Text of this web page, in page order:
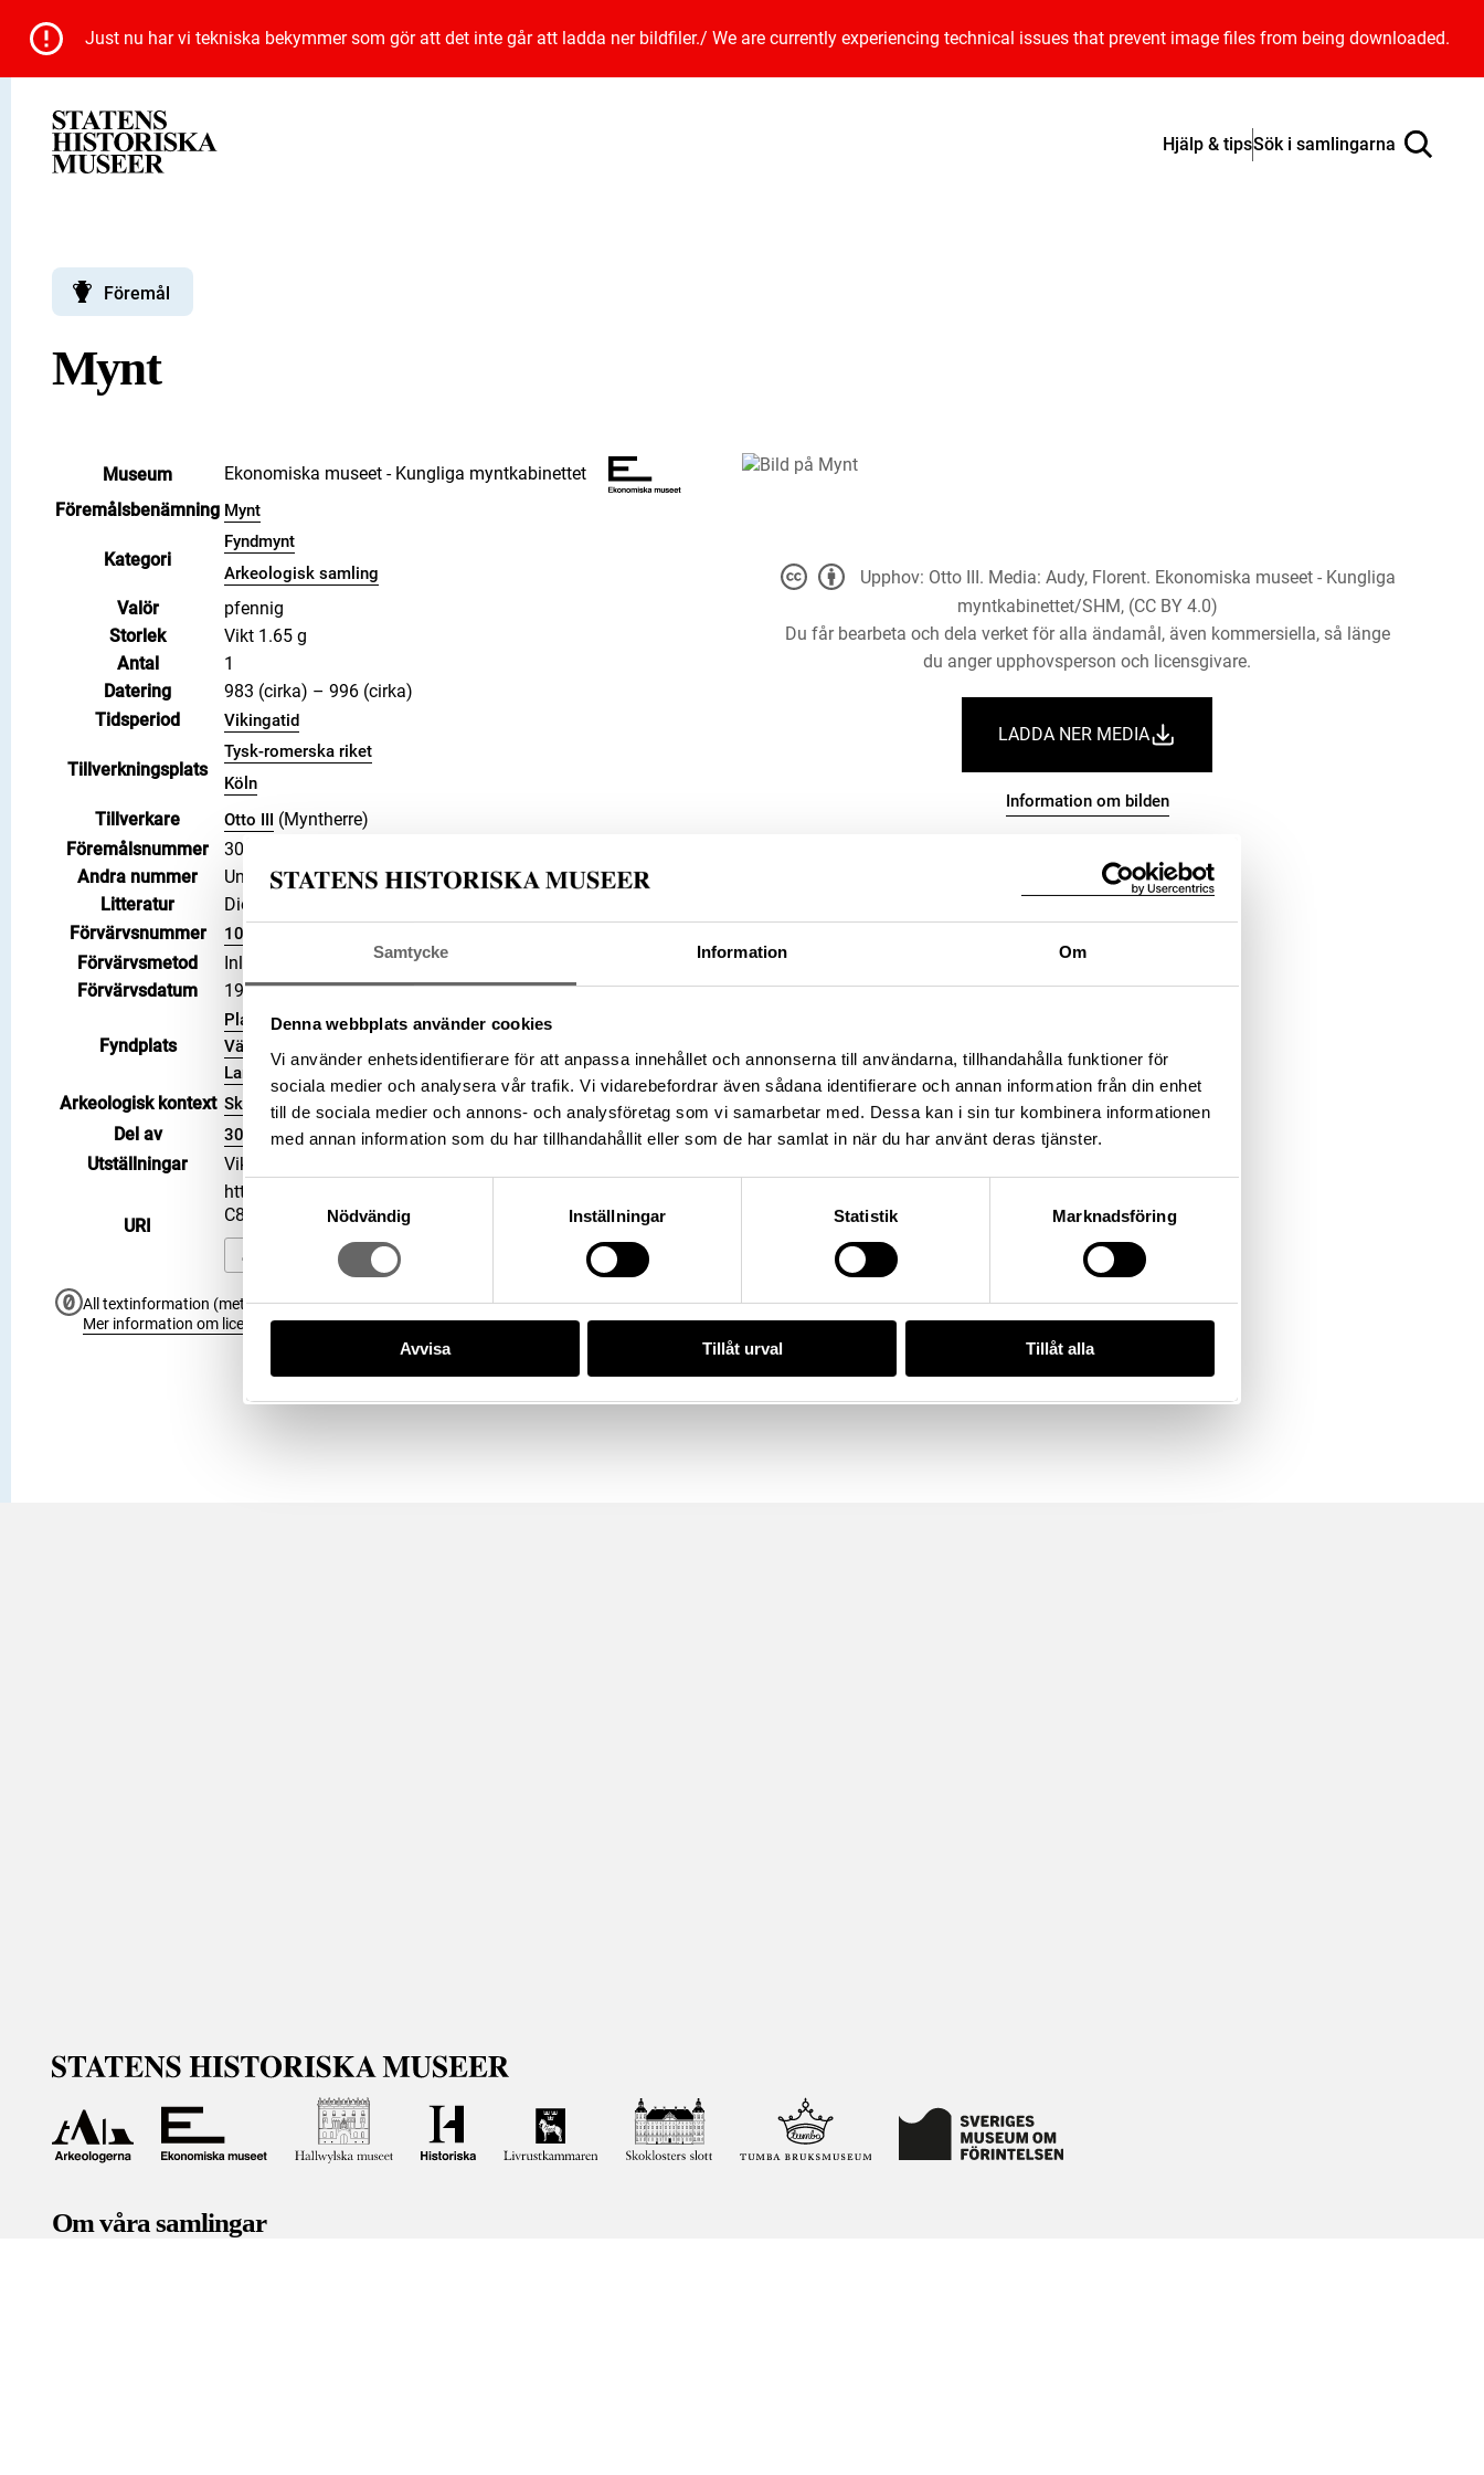
Samtycke Information Om
Denna webbplats använder cookies
Vi använder enhetsidentifierare för att anpassa innehållet och annonserna till användarna, tillhandahålla funktioner för
sociala medier och analysera vår trafik. Vi vidarebefordrar även sådana identifierare och annan information från din enhet
till de sociala medier och annons- och analysföretag som vi samarbetar med. Dessa kan i sin tur kombinera informationen
med annan information som du har tillhandahållit eller som de har samlat in när du har använt deras tjänster.
Nödvändig
Inställningar Statistik Marknadsföring
Avvisa Tillåt urval Tillåt alla
Just nu har vi tekniska bekymmer som gör att det inte går att ladda ner bildfiler./ We are currently experiencing technical issues that prevent image files from being downloaded.
Hjälp & tipsSök i samlingarna
Föremål
Mynt
Museum
Ekonomiska museet - Kungliga myntkabinettet
Föremålsbenämning Mynt
Kategori
Fyndmynt
Arkeologisk samling
Valör
pfennig
Storlek
Vikt 1.65 g
Antal
1
Datering
983 (cirka) – 996 (cirka)
Tidsperiod
Vikingatid
Tillverkningsplats
Tysk-romerska riket
Köln
Tillverkare Otto III (Myntherre)
Föremålsnummer
3008473
Andra nummer
Undernummer: 144
Litteratur
Die Münzen von Köln, 1935, Häv. 34 (Hävernick, Walter)
Förvärvsnummer
102449
Förvärvsmetod
Inlösen
Förvärvsdatum
1995-06-14
Fyndplats
Plats: Lilla Klintegårde, Fastighet: Lilla Klintegårde 3:1, Socken:
Väskinde socken, Kommun: Gotland kommun, Landskap: Gotland,
Land: Sverige
Arkeologisk kontext Skattfynd
Del av 3006795
Utställningar Vikingarnas värld (start 2021-06-24), Historiska museet
URI
https://samlingar.shm.se/object/5C138E19-85CD-4A84-A704-
C8201F0F159F
All textinformation (metadata) på denna sida är fri att använda enligt licensen CC0.
Mer information om licenser hos Statens historiska museer.
Upphov: Otto III. Media: Audy, Florent. Ekonomiska museet - Kungliga
myntkabinettet/SHM, (CC BY 4.0)
Du får bearbeta och dela verket för alla ändamål, även kommersiella, så länge
du anger upphovsperson och licensgivare.
LADDA NER MEDIA
Information om bilden
Om våra samlingar